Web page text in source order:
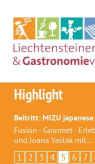
Highlight
Beitritt: MIZU
Fusion - Gourmet -
und Joana Yaslak mit…
1 2 3 4 5 6 7